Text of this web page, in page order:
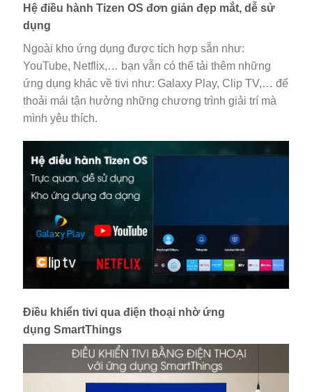
Hệ điều hành Tizen OS đơn giản đẹp mắt, dễ sử
dụng
Ngoài kho ứng dụng được tích hợp sẵn như:
YouTube, Netflix,… bạn vẫn có thể tải thêm những
ứng dụng khác về tivi như: Galaxy Play, Clip TV,… để
thoải mái tận hưởng những chương trình giải trí mà
mình yêu thích.
Điều khiển tivi qua điện thoại nhờ ứng
dụng SmartThings